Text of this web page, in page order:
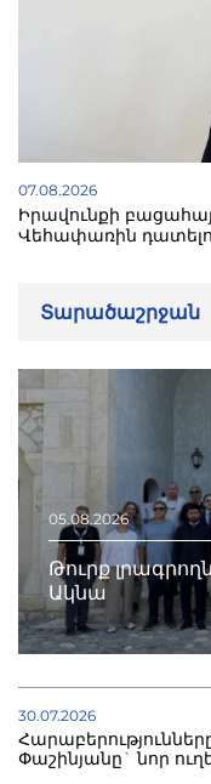
07.08.2026
Իրավունքի
Վեհափառին
Տարածաշրջան
05.08.2026
Թուրք
Ակնա
30.07.2026
Փաշինյանը` նոր